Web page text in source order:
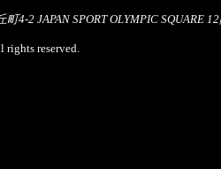
2 JAPAN SPORT OLYMPIC SQUARE 12
reserved.